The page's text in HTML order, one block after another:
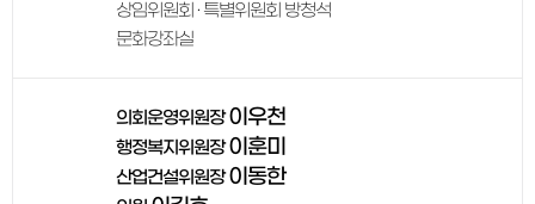
상임위원회 · 특별위원회 방청석
문화강좌실
의회운영위원장이우천
행정복지위원장이훈미
산업건설위원장이동한